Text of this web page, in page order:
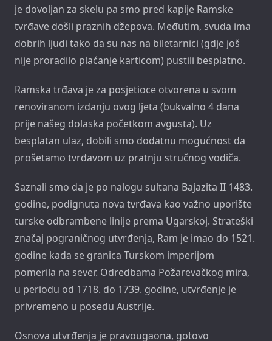
je dovoljan za skelu pa smo pred kapije Ramske
tvrđave došli praznih džepova. Međutim, svuda ima
dobrih ljudi tako da su nas na biletarnici (gdje još
nije proradilo plaćanje karticom) pustili besplatno.
Ramska trđava je za posjetioce otvorena u svom
renoviranom izdanju ovog ljeta (bukvalno 4 dana
prije našeg dolaska početkom avgusta). Uz
besplatan ulaz, dobili smo dodatnu mogućnost da
prošetamo tvrđavom uz pratnju stručnog vodiča.
Saznali smo da je po nalogu sultana Bajazita II 1483.
godine, podignuta nova tvrđava kao važno uporište
turske odbrambene linije prema Ugarskoj. Strateški
značaj pograničnog utvrđenja, Ram je imao do 1521.
godine kada se granica Turskom imperijom
pomerila na sever. Odredbama Požarevačkog mira,
u periodu od 1718. do 1739. godine, utvrđenje je
privremeno u posedu Austrije.
Osnova utvrđenja je pravougaona, gotovo